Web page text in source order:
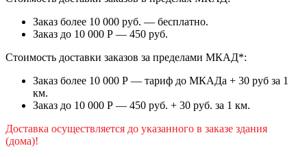
Заказ более 10 000 руб. — бесплатно.
Заказ до 10 000 Р — 450 руб.
Стоимость доставки заказов за пределами МКАД*:
Заказ более 10 000 Р — тариф до МКАДа + 30 руб за 1
км.
Заказ до 10 000 Р — 450 руб. + 30 руб. за 1 км.
Доставка осуществляется до указанного в заказе здания
(дома)!